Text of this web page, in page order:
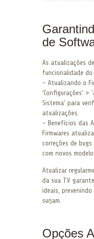
de
As atualizações
funcionalidade do
– Atualizando o
‘Configurações’
Sistema’ para
atualizações.
– Benefícios das
Firmwares
correções de
com novos
Atualizar
da sua TV
ideais,
surjam.
Opções